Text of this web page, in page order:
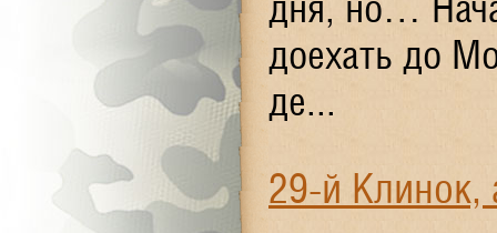
доехать до
де...
29-й Клинок,